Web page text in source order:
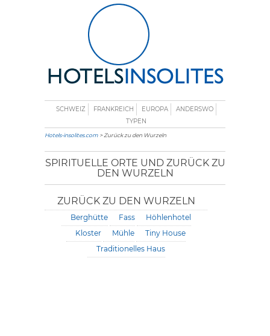
SCHWEIZ FRANKREICH EUROPA
ANDERSWO
TYPEN
Hotels-insolites.com > Zurück zu den Wurzeln
SPIRITUELLE ORTE UND ZURÜCK ZU
DEN WURZELN
ZURÜCK ZU DEN WURZELN
Berghütte Fass
Höhlenhotel
Kloster
Mühle
Tiny House
Traditionelles Haus